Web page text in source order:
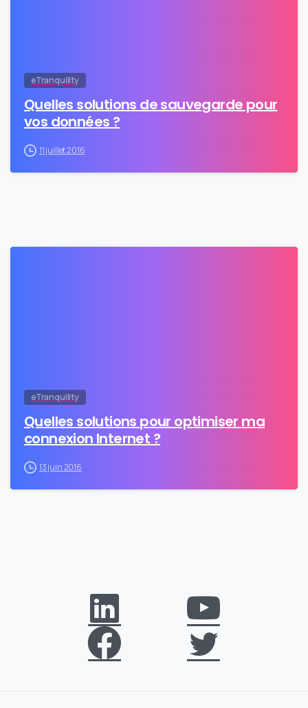
eTranquility
Quelles solutions de sauvegarde pour
vos données ?
11 juillet 2016
eTranquility
Quelles solutions pour optimiser ma
connexion Internet ?
13 juin 2016